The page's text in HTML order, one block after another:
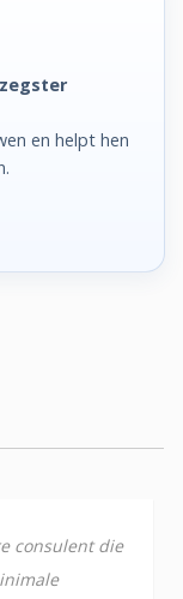
en helpt hen
consulent die